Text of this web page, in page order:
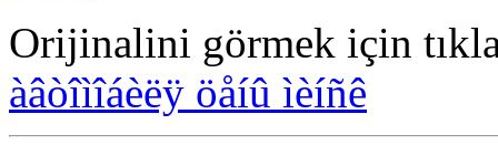
Orijinalini görmek için
àâòîìîáèëÿ öåíû ìèíñê